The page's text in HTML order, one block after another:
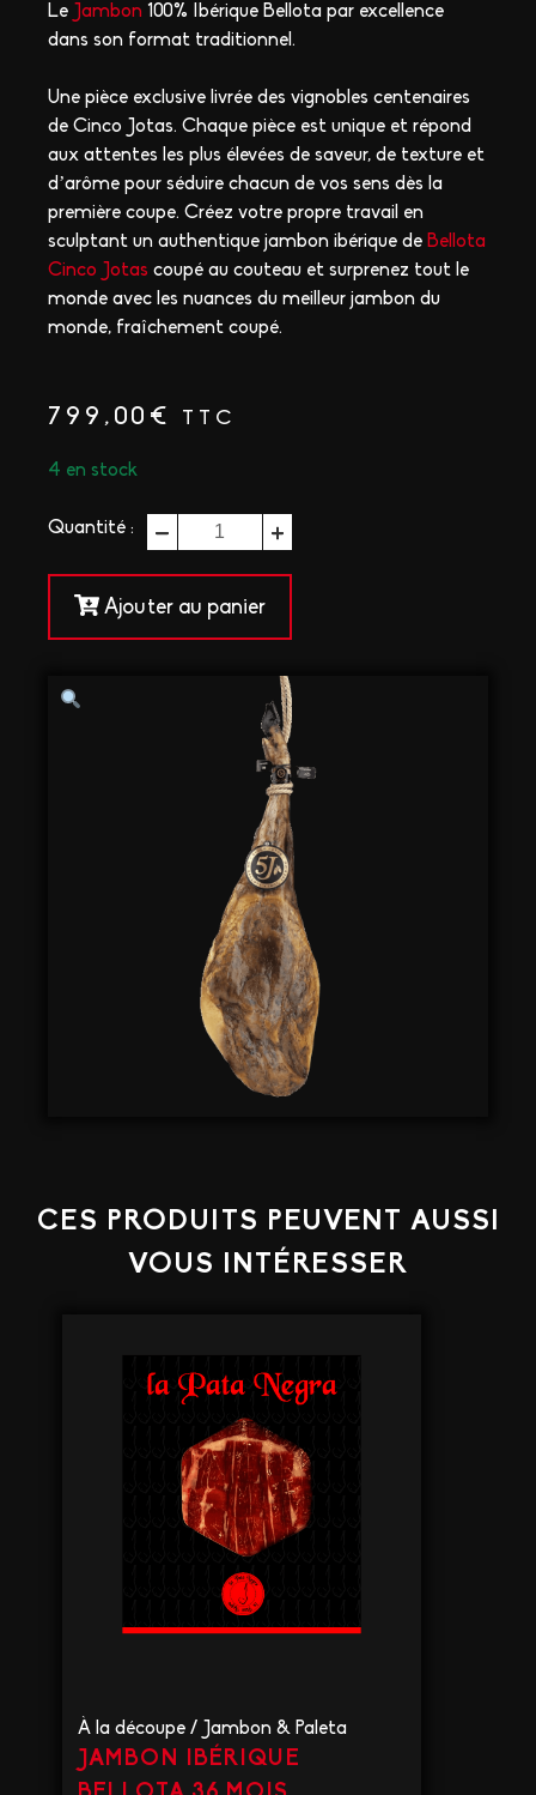
Le Jambon 100% Ibérique Bellota par excellence
dans son format traditionnel.
Une pièce exclusive livrée des vignobles centenaires
de Cinco Jotas. Chaque pièce est unique et répond
aux attentes les plus élevées de saveur, de texture et
d’arôme pour séduire chacun de vos sens dès la
première coupe. Créez votre propre travail en
sculptant un authentique jambon ibérique de Bellota
Cinco Jotas coupé au couteau et surprenez tout le
monde avec les nuances du meilleur jambon du
monde, fraîchement coupé.
799,00 € TTC
4 en stock
Quantité :
quantité
de
IBÉRIQUE
BELLOTA
Ajouter au panier
CES PRODUITS PEUVENT AUSSI
VOUS INTÉRESSER
À la découpe/ Jambon & Paleta
JAMBON IBÉRIQUE